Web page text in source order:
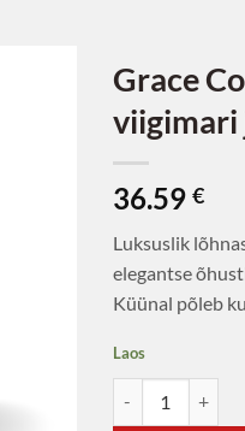
Grace
viigimari
36.59 €
Luksuslik
elegantse
Küünal põleb
Laos